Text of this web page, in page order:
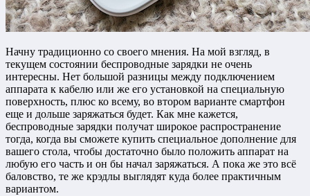
Начну традиционно со своего мнения. На мой взгляд, в
текущем состоянии беспроводные зарядки не очень
интересны. Нет большой разницы между подключением
аппарата к кабелю или же его установкой на специальную
поверхность, плюс ко всему, во втором варианте смартфон
еще и дольше заряжаться будет. Как мне кажется,
беспроводные зарядки получат широкое распространение
тогда, когда вы сможете купить специальное дополнение для
вашего стола, чтобы достаточно было положить аппарат на
любую его часть и он бы начал заряжаться. А пока же это всё
баловство, те же крэдлы выглядят куда более практичным
вариантом.